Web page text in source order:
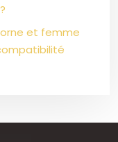
et femme